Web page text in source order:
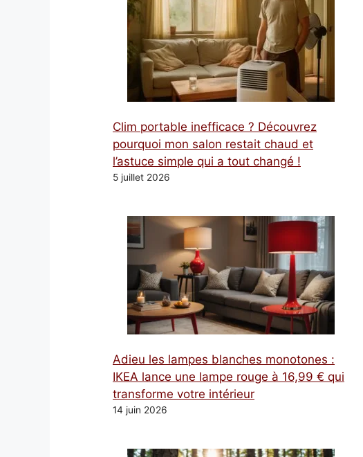
Clim portable inefficace ? Découvrez
pourquoi mon salon restait chaud et
l’astuce simple qui a tout changé !
5 juillet 2026
Adieu les lampes blanches monotones :
IKEA lance une lampe rouge à 16,99 € qui
transforme votre intérieur
14 juin 2026